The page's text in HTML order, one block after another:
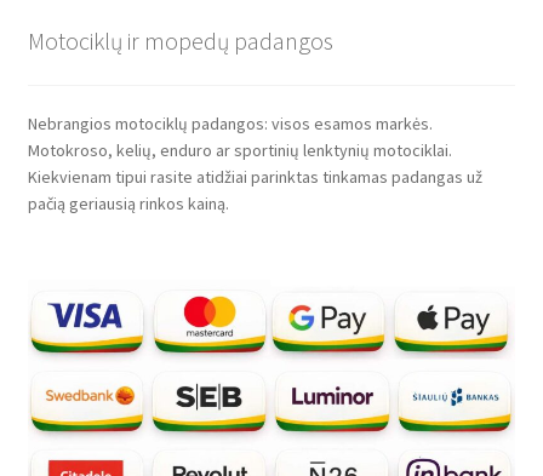
Motociklų ir mopedų padangos
Nebrangios motociklų padangos: visos esamos markės.
Motokroso, kelių, enduro ar sportinių lenktynių motociklai.
Kiekvienam tipui rasite atidžiai parinktas tinkamas padangas už
pačią geriausią rinkos kainą.